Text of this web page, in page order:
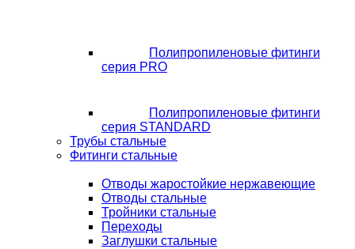
Полипропиленовые фитинги
серия PRO
Полипропиленовые фитинги
серия STANDARD
Трубы стальные
Фитинги стальные
Отводы жаростойкие нержавеющие
Отводы стальные
Тройники стальные
Переходы
Заглушки стальные